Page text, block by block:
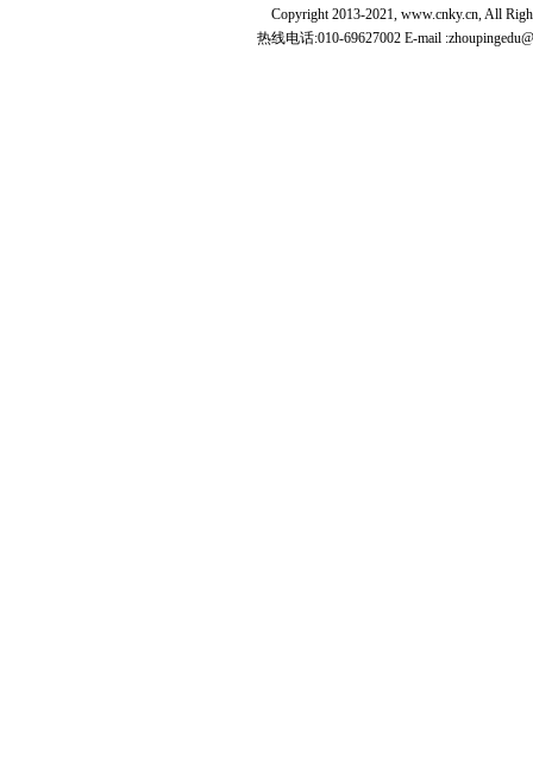
Copyright 2013-2021, www.cnky.cn, All
热线电话:010-69627002 E-mail